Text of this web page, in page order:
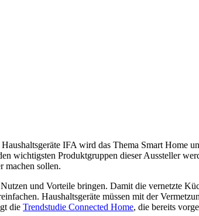
IFA wird das Thema Smart Home
wichtigsten Produktgruppen dieser Aussteller
machen sollen.
und Vorteile bringen. Damit die vernetzte
Haushaltsgeräte müssen mit der
die Trendstudie Connected Home, die bereits